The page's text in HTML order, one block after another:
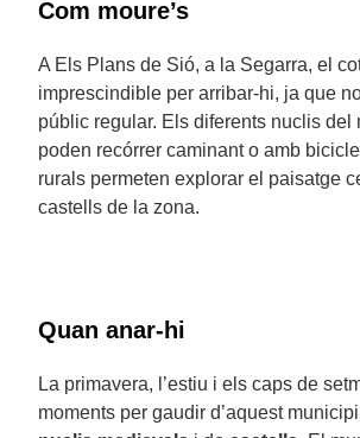
Com moure’s
A Els Plans de Sió, a la Segarra, el
imprescindible per arribar-hi, ja que
públic regular. Els diferents nuclis del
poden recórrer caminant o amb
rurals permeten explorar el paisatge
castells de la zona.
Quan anar-hi
La primavera, l’estiu i els caps de
moments per gaudir d’aquest